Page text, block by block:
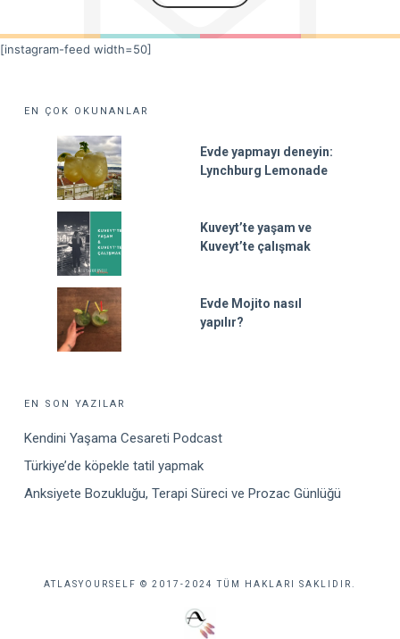
[instagram-feed width=50]
EN ÇOK OKUNANLAR
Evde yapmayı deneyin:
Lynchburg Lemonade
Kuveyt’te yaşam ve
Kuveyt’te çalışmak
Evde Mojito nasıl
yapılır?
EN SON YAZILAR
Kendini Yaşama Cesareti Podcast
Türkiye’de köpekle tatil yapmak
Anksiyete Bozukluğu, Terapi Süreci ve Prozac Günlüğü
ATLASYOURSELF © 2017-2024 TÜM HAKLARI SAKLIDIR.